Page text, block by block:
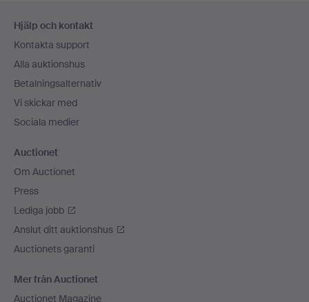
Hjälp och kontakt
Kontakta support
Alla auktionshus
Betalningsalternativ
Vi skickar med
Sociala medier
Auctionet
Om Auctionet
Press
Lediga jobb
Anslut ditt auktionshus
Auctionets garanti
Mer från Auctionet
Auctionet Magazine